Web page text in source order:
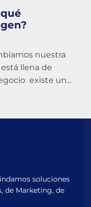
nuestra
llena de
existe un...
soluciones
de Marketing, de